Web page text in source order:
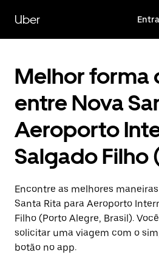
para
conteúdo
Uber
Melhor forma
entre Nova
Aeroporto
Salgado Filho
Encontre as melhores
Santa Rita para Aeroporto
Filho (Porto Alegre, Brasil).
solicitar uma viagem com o
botão no app.